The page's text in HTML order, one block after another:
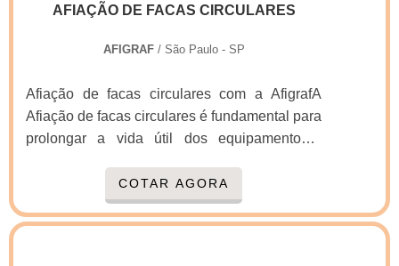
consultores associados e profissionais
cliente de ponta a ponta.
AFIAÇÃO DE FACAS CIRCULARES
AFIGRAF/ São Paulo - SP
Afiação de facas circulares com a AfigrafA
Afiação de facas circulares é fundamental para
prolongar a vida útil dos equipamentos.A
circulares com uma empresa que seja também
fabricante das mesmas, garante que o
processo seja feito de forma idêntica ao de
COTAR AGORA